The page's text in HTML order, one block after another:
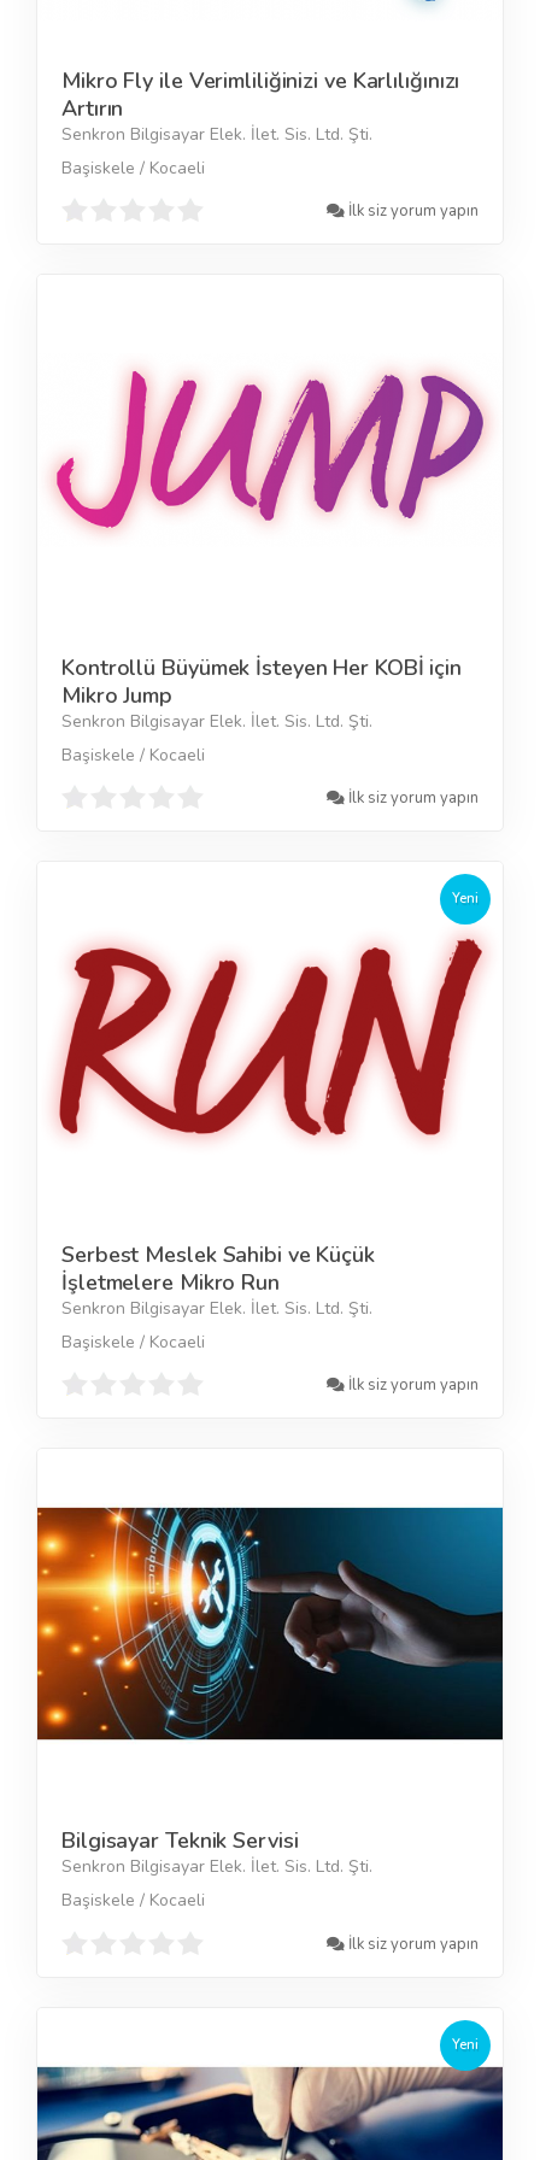
Mikro Fly ile Verimliliğinizi ve Karlılığınızı
Artırın
Senkron Bilgisayar Elek. İlet. Sis. Ltd. Şti.
Başiskele / Kocaeli
İlk siz yorum yapın
Kontrollü Büyümek İsteyen Her KOBİ için
Mikro Jump
Senkron Bilgisayar Elek. İlet. Sis. Ltd. Şti.
Başiskele / Kocaeli
İlk siz yorum yapın
Yeni
Serbest Meslek Sahibi ve Küçük
İşletmelere Mikro Run
Senkron Bilgisayar Elek. İlet. Sis. Ltd. Şti.
Başiskele / Kocaeli
İlk siz yorum yapın
Bilgisayar Teknik Servisi
Senkron Bilgisayar Elek. İlet. Sis. Ltd. Şti.
Başiskele / Kocaeli
İlk siz yorum yapın
Yeni